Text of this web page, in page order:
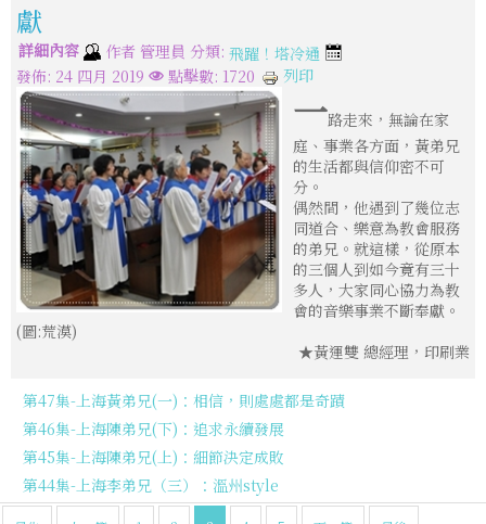
獻
詳細內容 作者 管理員 分類: 飛躍！塔冷通
發佈: 24 四月 2019
點擊數: 1720 列印
一路走來，無論在家
庭、事業各方面，黃弟兄
的生活都與信仰密不可
分。
偶然間，他遇到了幾位志
同道合、樂意為教會服務
的弟兄。就這樣，從原本
的三個人到如今竟有三十
多人，大家同心協力為教
會的音樂事業不斷奉獻。
(圖:荒漠)
★黃運雙 總經理，印刷業
第47集-上海黃弟兄(一)：相信，則處處都是奇蹟
第46集-上海陳弟兄(下)：追求永續發展
第45集-上海陳弟兄(上)：細節決定成敗
第44集-上海李弟兄（三）：溫州style